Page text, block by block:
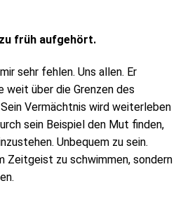
zu früh aufgehört.
sehr fehlen. Uns allen. Er
weit über die Grenzen des
Vermächtnis wird weiterleben
sein Beispiel den Mut finden,
Unbequem zu sein.
Zeitgeist zu schwimmen, sondern